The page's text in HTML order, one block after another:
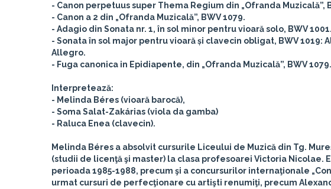
- Canon perpetuus super Thema Regium din „Ofranda Muzicală”,
- Canon a 2 din „Ofranda Muzicală”, BWV 1079.
- Adagio din Sonata nr. 1, în sol minor pentru vioară solo, BWV 1001.
- Sonata în sol major pentru vioară și clavecin obligat, BWV 1019:
Allegro.
- Fuga canonica in Epidiapente, din „Ofranda Muzicală”, BWV 1079.
Interpretează:
- Melinda Béres (vioară barocă),
- Soma Salat-Zakárias (viola da gamba)
- Raluca Enea (clavecin).
Melinda Béres a absolvit cursurile Liceului de Muzică din Tg.
(studii de licenţă şi master) la clasa profesoarei Victoria Nicolae.
perioada 1985-1988, precum şi a concursurilor internaţionale
urmat cursuri de perfecţionare cu artişti renumiţi, precum